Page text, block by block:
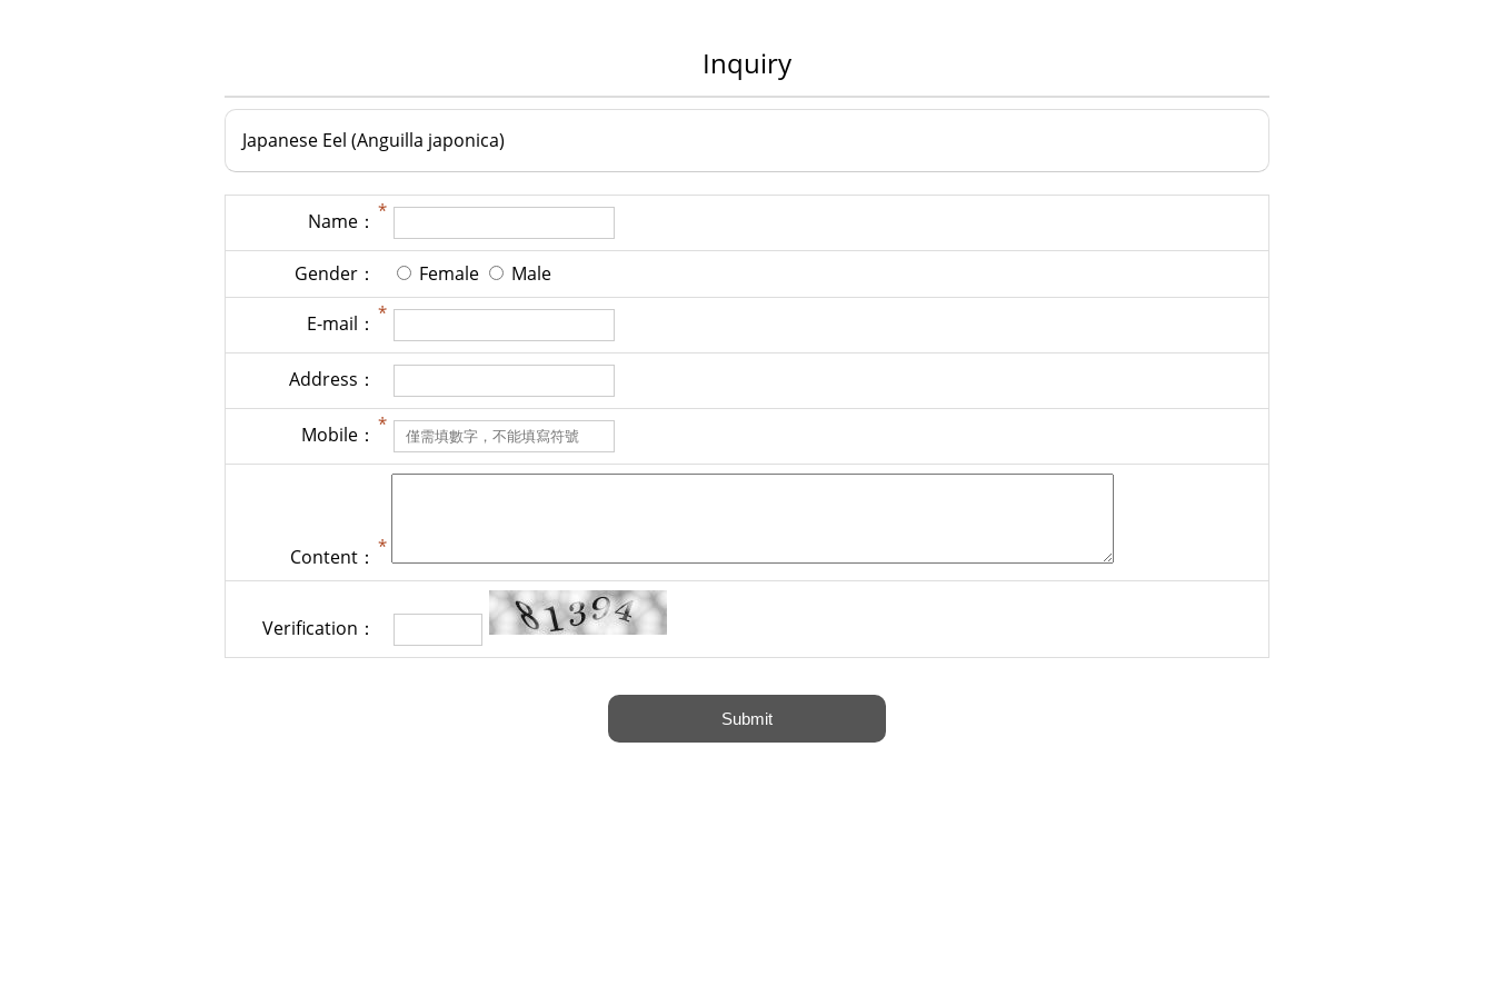
Inquiry
Japanese Eel (Anguilla japonica)
Name：
Gender： Female Male
E-mail：
Address：
Mobile：
Content：
Verification：